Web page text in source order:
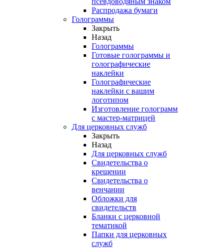
Распродажа бумаги
Голограммы
Закрыть
Назад
Голограммы
Готовые голограммы и
голографические
наклейки
Голографические
наклейки с вашим
логотипом
Изготовление голограмм
с мастер-матрицей
Для церковных служб
Закрыть
Назад
Для церковных служб
Свидетельства о
крещении
Свидетельства о
венчании
Обложки для
свидетельств
Бланки с церковной
тематикой
Папки для церковных
служб